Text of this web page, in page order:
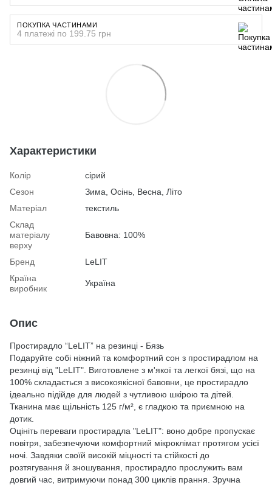
ПОКУПКА ЧАСТИНАМИ
4 платежі по 199.75 грн
Характеристики
Колір
сірий
Сезон
Зима, Осінь, Весна, Літо
Матеріал
текстиль
Склад
матеріалу
верху
Бавовна: 100%
Бренд
LeLIT
Країна
виробник
Україна
Опис
Простирадло “LeLIT” на резинці - Бязь
Подаруйте собі ніжний та комфортний сон з простирадлом на
резинці від "LeLIT". Виготовлене з м'якої та легкої бязі, що на
100% складається з високоякісної бавовни, це простирадло
ідеально підійде для людей з чутливою шкірою та дітей.
Тканина має щільність 125 г/м², є гладкою та приємною на
дотик.
Оцініть переваги простирадла "LeLIT": воно добре пропускає
повітря, забезпечуючи комфортний мікроклімат протягом усієї
ночі. Завдяки своїй високій міцності та стійкості до
розтягування й зношування, простирадло прослужить вам
довгий час, витримуючи понад 300 циклів прання. Зручна